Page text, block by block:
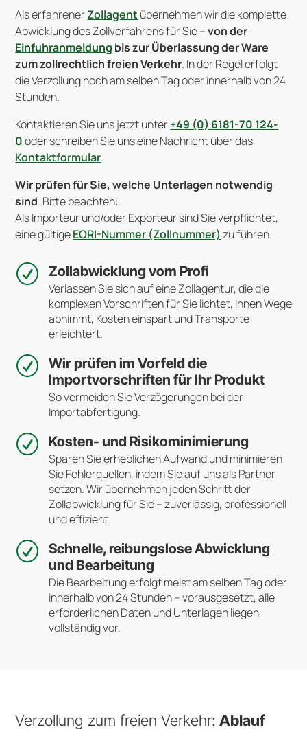
Als erfahrener Zollagent übernehmen wir die komplette
Abwicklung des Zollverfahrens für Sie –von der
Einfuhranmeldung bis zur Überlassung der Ware
zum zollrechtlich freien Verkehr. In der Regel erfolgt
die Verzollung noch am selben Tag oder innerhalb von 24
Stunden.
Kontaktieren Sie uns jetzt unter +49 (0) 6181-70 124-
0oder schreiben Sie uns eine Nachricht über das
Kontaktformular.
Wir prüfen für Sie, welche Unterlagen notwendig
sind. Bitte beachten:
Als Importeur und/oder Exporteur sind Sie verpflichtet,
eine gültigeEORI-Nummer (Zollnummer) zu führen.
R Zollabwicklung vom Profi
Verlassen Sie sich auf eine Zollagentur, die die
komplexen Vorschriften für Sie lichtet, Ihnen Wege
abnimmt, Kosten einspart und Transporte
erleichtert.
R
Wir prüfen im Vorfeld die
Importvorschriften für Ihr Produkt
So vermeiden Sie Verzögerungen bei der
Importabfertigung.
R Kosten- und Risikominimierung
Sparen Sie erheblichen Aufwand und minimieren
Sie Fehlerquellen, indem Sie auf uns als Partner
setzen. Wir übernehmen jeden Schritt der
Zollabwicklung für Sie – zuverlässig, professionell
und effizient.
R
Schnelle, reibungslose Abwicklung
und Bearbeitung
Die Bearbeitung erfolgt meist am selben Tag oder
innerhalb von 24 Stunden – vorausgesetzt, alle
erforderlichen Daten und Unterlagen liegen
vollständig vor.
Verzollung zum freien Verkehr:Ablauf